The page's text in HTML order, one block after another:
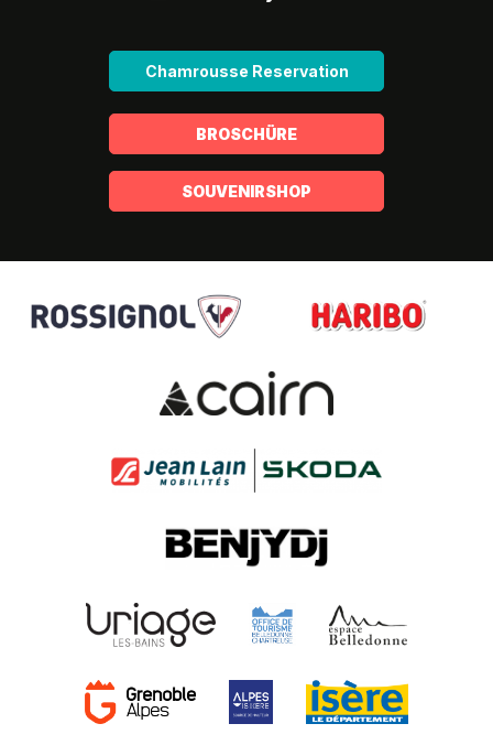
Téo der Fuchsjunge, Maskottchen des
Mehr Information